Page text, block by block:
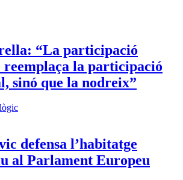
“La participació
la participació
sinó que la nodreix”
defensa l’habitatge
al Parlament Europeu